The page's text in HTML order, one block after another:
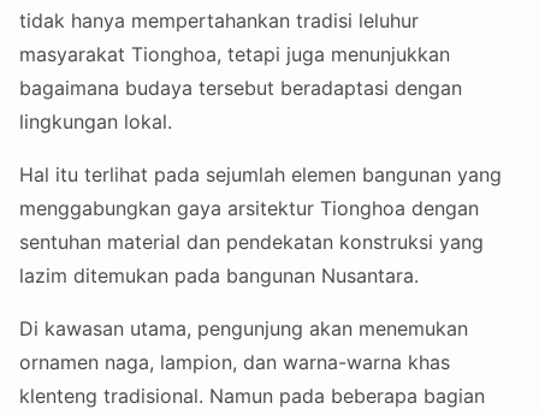
tidak hanya mempertahankan tradisi leluhur
masyarakat Tionghoa, tetapi juga menunjukkan
bagaimana budaya tersebut beradaptasi dengan
lingkungan lokal.
Hal itu terlihat pada sejumlah elemen bangunan yang
menggabungkan gaya arsitektur Tionghoa dengan
sentuhan material dan pendekatan konstruksi yang
lazim ditemukan pada bangunan Nusantara.
Di kawasan utama, pengunjung akan menemukan
ornamen naga, lampion, dan warna-warna khas
klenteng tradisional. Namun pada beberapa bagian